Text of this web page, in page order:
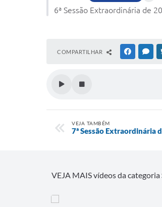
6ª Sessão Extraordinária de
COMPARTILHAR FACEBOOK
VEJA TAMBÉM
7ª Sessão Extraordinária
VEJA MAIS vídeos da categoria